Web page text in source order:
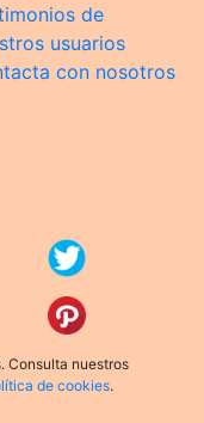
de
usuarios
con nosotros
Consulta nuestros
de cookies.